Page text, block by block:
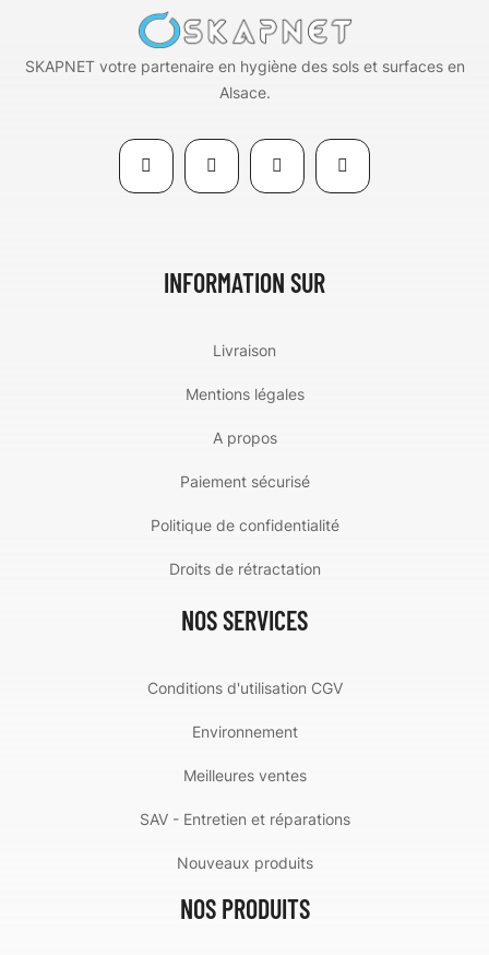
SKAPNET votre partenaire en hygiène des sols et surfaces en
Alsace.
INFORMATION SUR
Livraison
Mentions légales
A propos
Paiement sécurisé
Politique de confidentialité
Droits de rétractation
NOS SERVICES
Conditions d'utilisation CGV
Environnement
Meilleures ventes
SAV - Entretien et réparations
Nouveaux produits
NOS PRODUITS